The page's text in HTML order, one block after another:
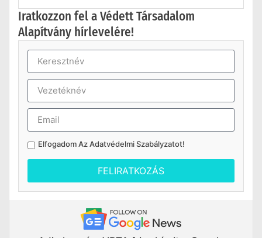
Iratkozzon fel a Védett Társadalom
Alapítvány hírlevelére!
Elfogadom AzAdatvédelmi Szabályzatot!
FELIRATKOZÁS